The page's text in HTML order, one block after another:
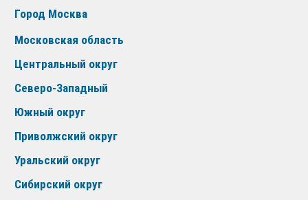
Город Москва
Московская область
Центральный округ
Северо-Западный
Южный округ
Приволжский округ
Уральский округ
Сибирский округ